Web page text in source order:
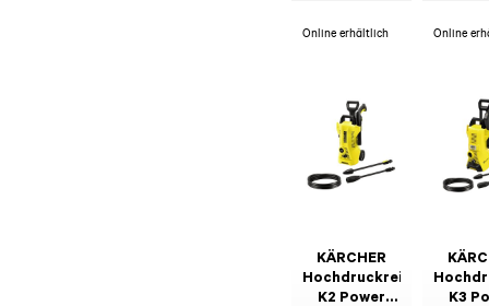
Online erhältlich
KÄRCHER
Hochdruckreiniger
K2 Power
Online
K3